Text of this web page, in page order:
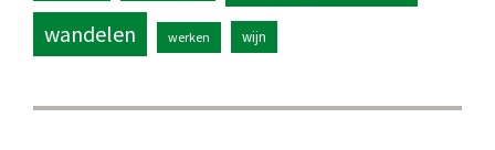
wandelen werken wijn